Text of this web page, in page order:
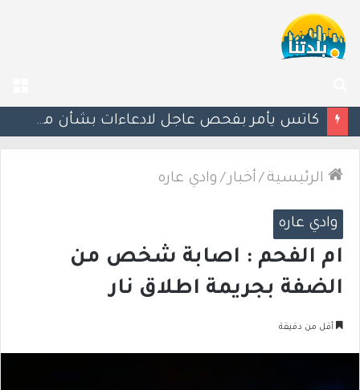
عن
إستعدوا : موجة حر جديدة تضرب البلاد
الرئيسية / أخبار / وادي عاره
وادي عاره
ام الفحم : اصابة شخص من
الضفة بجريمة اطلاق نار
أقل من دقيقة